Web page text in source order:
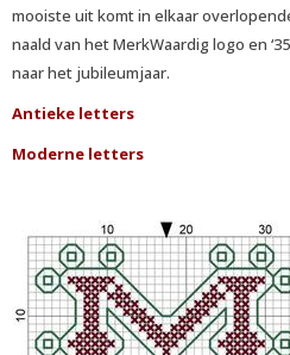
mooiste uit komt in elkaar
naald van het MerkWaardig logo en
naar het jubileumjaar.
Antieke letters
Moderne letters